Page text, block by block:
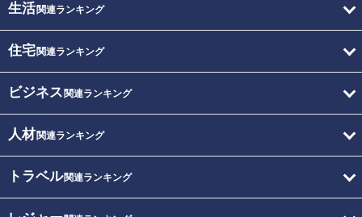
生活関連ランキング
住宅関連ランキング
ビジネス 関連ランキング
人材関連ランキング
トラベル関連ランキング